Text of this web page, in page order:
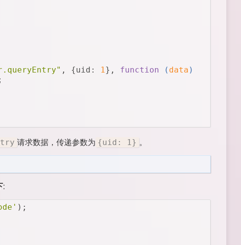
, {uid : 1}, function ( data )
请求数据，传递参数为 {uid: 1} 。
:
);